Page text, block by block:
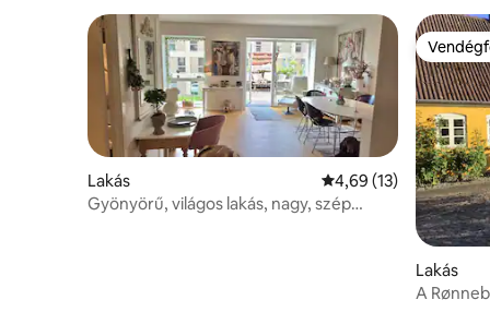
Lakás Átlagos értékelés: 5/
4,69 (13)
Gyönyörű, világos lakás, nagy, szép
Lakás
A